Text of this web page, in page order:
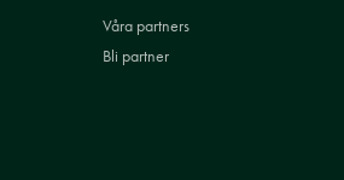
Våra partners
Bli partner